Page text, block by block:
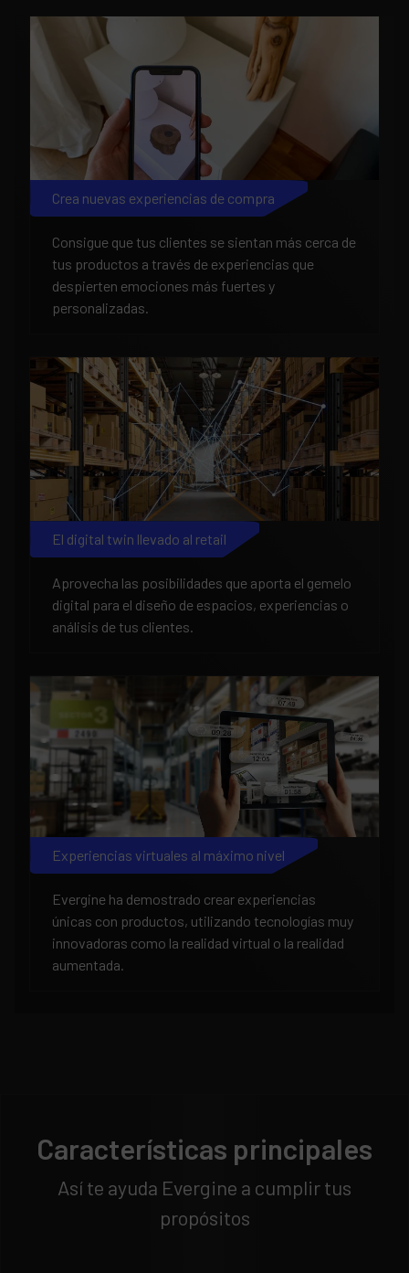
Crea nuevas experiencias de compra
Consigue que tus clientes se sientan más cerca de
tus productos a través de experiencias que
despierten emociones más fuertes y
personalizadas.
El digital twin llevado al retail
Aprovecha las posibilidades que aporta el gemelo
digital para el diseño de espacios, experiencias o
análisis de tus clientes.
Experiencias virtuales al máximo nivel
Evergine ha demostrado crear experiencias
únicas con productos, utilizando tecnologías muy
innovadoras como la realidad virtual o la realidad
aumentada.
Características principales
Así te ayuda Evergine a cumplir tus
propósitos